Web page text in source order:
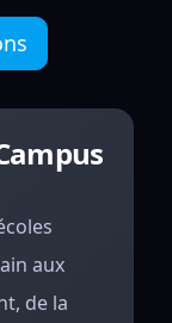
aux
de la